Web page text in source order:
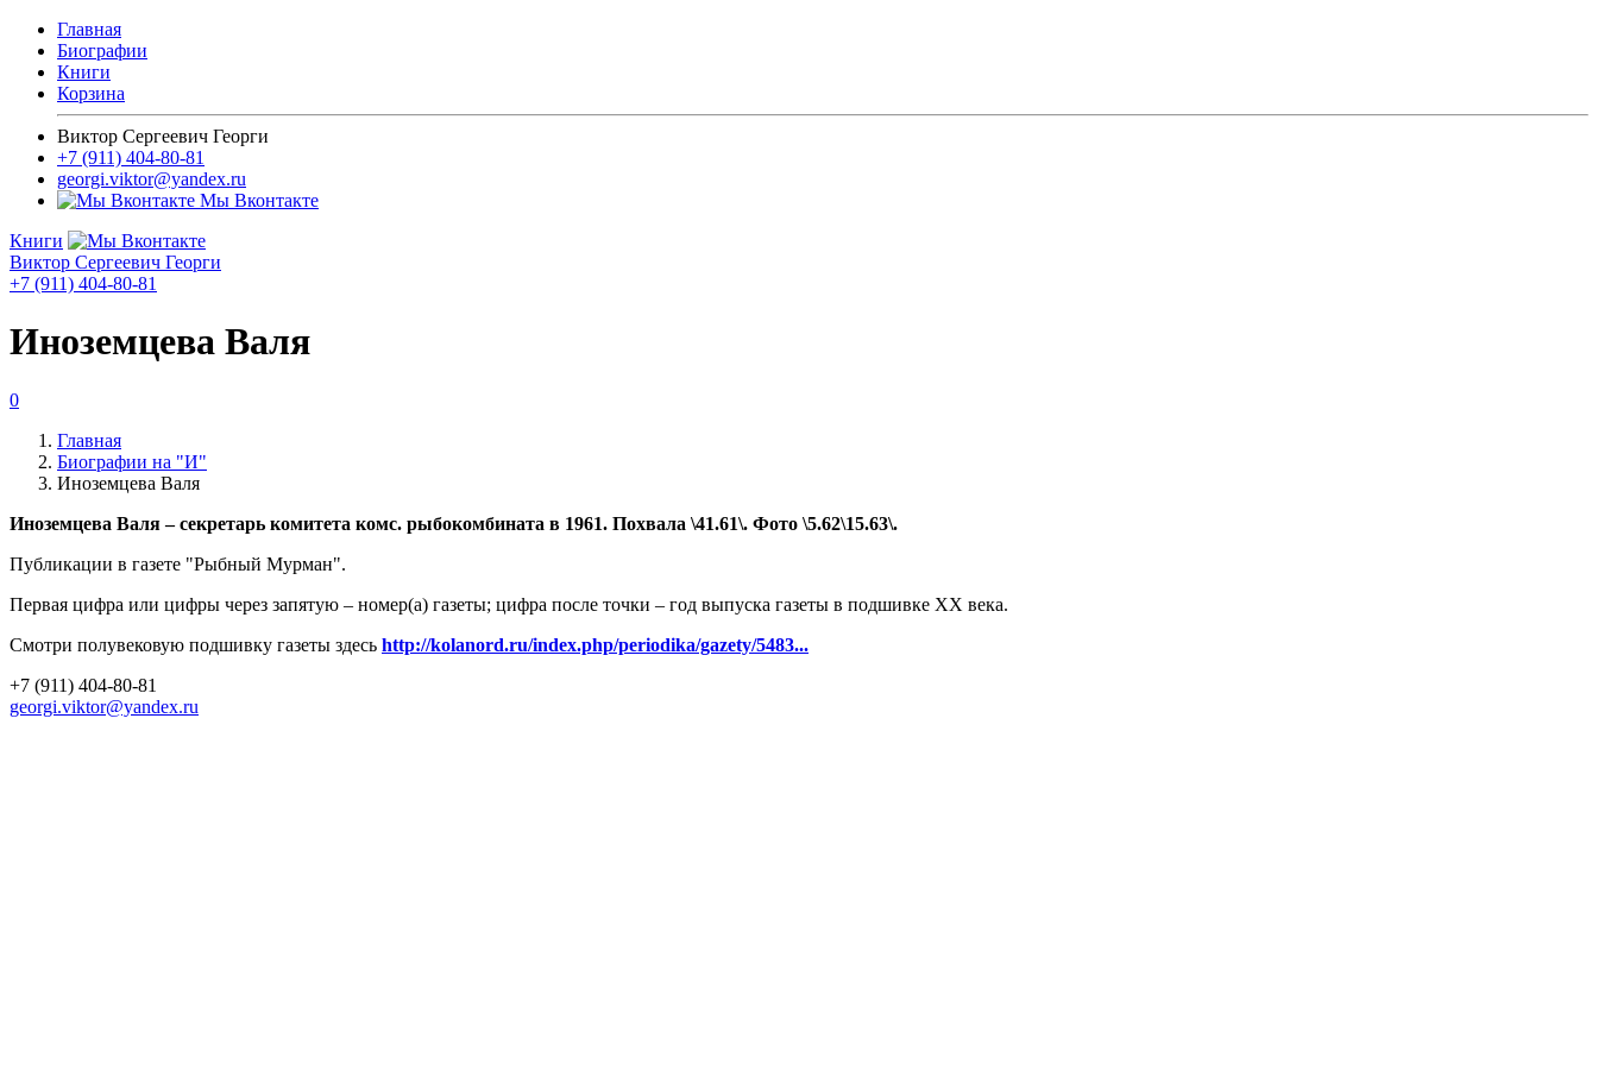
Главная
Биографии
Книги
Корзина
Виктор Сергеевич Георги
+7 (911) 404-80-81
georgi.viktor@yandex.ru
Мы Вконтакте
Книги
Виктор Сергеевич Георги
+7 (911) 404-80-81
Иноземцева Валя
0
Главная
Биографии на "И"
Иноземцева Валя
Иноземцева Валя – секретарь комитета комс. рыбокомбината в 1961. Похвала \41.61\. Фото \5.62\15.63\.
Публикации в газете "Рыбный Мурман".
Первая цифра или цифры через запятую – номер(а) газеты; цифра после точки – год выпуска газеты в подшивке ХХ века.
Смотри полувековую подшивку газеты здесь http://kolanord.ru/index.php/periodika/gazety/5483...
+7 (911) 404-80-81
georgi.viktor@yandex.ru